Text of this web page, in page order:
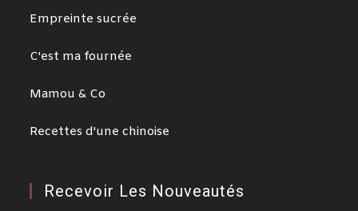
Empreinte sucrée
C'est ma fournée
Mamou & Co
Recettes d'une chinoise
Recevoir Les Nouveautés